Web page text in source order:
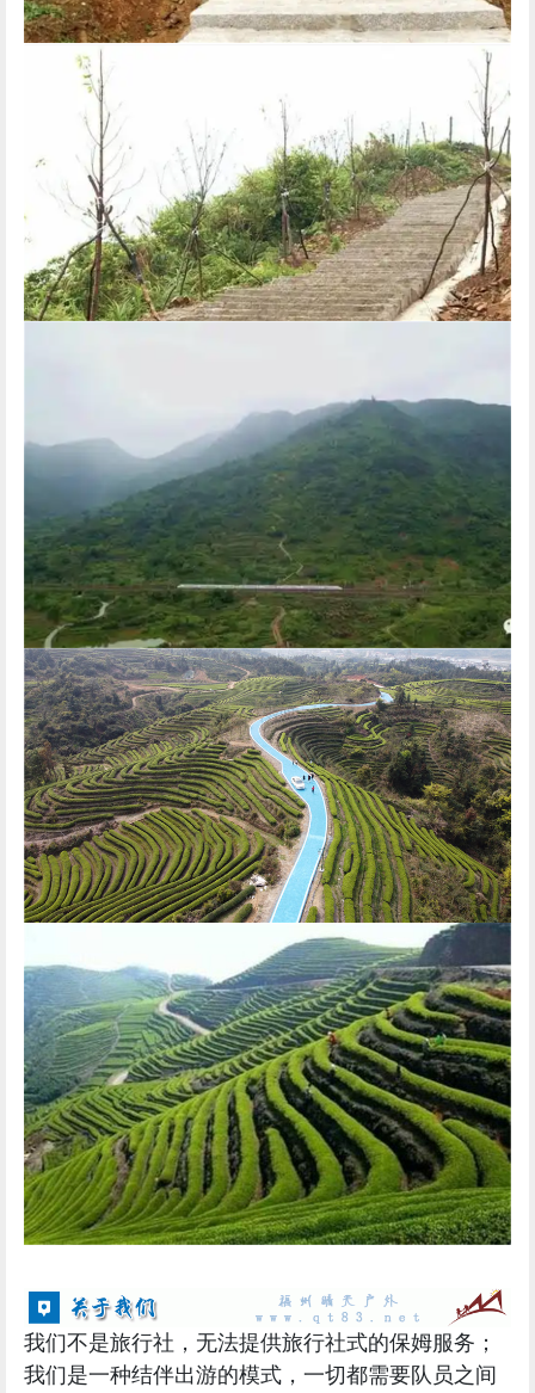
我们不是旅行社，无法提供旅行社式的保姆服务；
我们是一种结伴出游的模式 ，一切都需要队员之间